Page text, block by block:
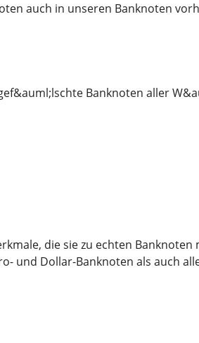
auch in unseren Banknoten
Banknoten aller
die sie zu echten Banknoten
und Dollar-Banknoten als auch